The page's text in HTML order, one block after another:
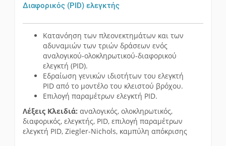
Διαφορικός (PID) ελεγκτής
Κατανόηση των πλεονεκτημάτων και των
αδυναμιών των τριών δράσεων ενός
αναλογικού-ολοκληρωτικού-διαφορικού
ελεγκτή (PID).
Εδραίωση γενικών ιδιοτήτων του ελεγκτή
PID από το μοντέλο του κλειστού βρόχου.
Επιλογή παραμέτρων ελεγκτή PID.
Λέξεις Κλειδιά: αναλογικός, ολοκληρωτικός,
διαφορικός, ελεγκτής, PID, επιλογή παραμέτρων
ελεγκτή PID, Ziegler-Nichols, καμπύλη απόκρισης